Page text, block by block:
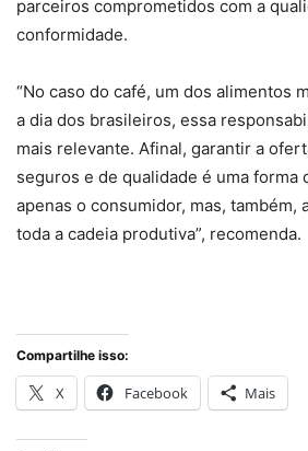
parceiros comprometidos com a
conformidade.
“No caso do café, um dos alimentos
a dia dos brasileiros, essa
mais relevante. Afinal, garantir a
seguros e de qualidade é uma forma
apenas o consumidor, mas, também,
toda a cadeia produtiva”, recomenda.
Compartilhe isso:
X Facebook Mais